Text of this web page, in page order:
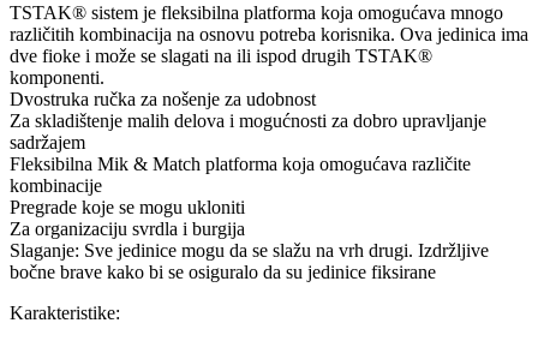
TSTAK® sistem je fleksibilna platforma koja omogućava mnogo
različitih kombinacija na osnovu potreba korisnika. Ova jedinica ima
dve fioke i može se slagati na ili ispod drugih TSTAK®
komponenti.
Dvostruka ručka za nošenje za udobnost
Za skladištenje malih delova i mogućnosti za dobro upravljanje
sadržajem
Fleksibilna Mik & Match platforma koja omogućava različite
kombinacije
Pregrade koje se mogu ukloniti
Za organizaciju svrdla i burgija
Slaganje: Sve jedinice mogu da se slažu na vrh drugi. Izdržljive
bočne brave kako bi se osiguralo da su jedinice fiksirane
Karakteristike: